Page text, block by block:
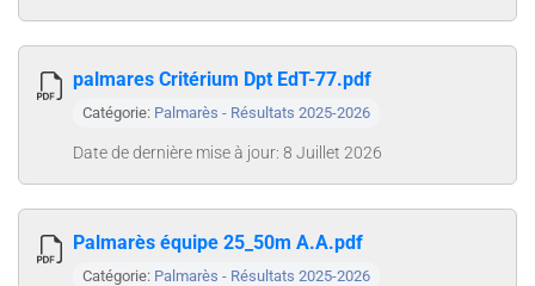
palmares Critérium Dpt EdT-77.pdf
Catégorie: Palmarès - Résultats 2025-2026
Date de dernière mise à jour: 8 Juillet 2026
Palmarès équipe 25_50m A.A.pdf
Catégorie: Palmarès - Résultats 2025-2026